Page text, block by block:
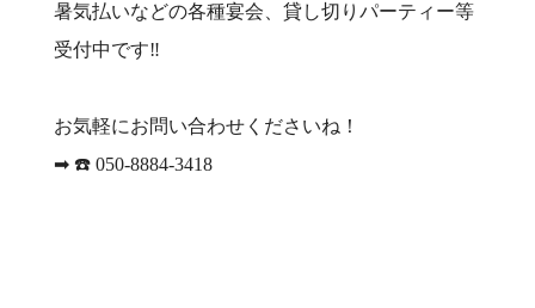
暑気払いなどの各種宴会、貸し切りパーティー等
受付中です‼️
お気軽にお問い合わせくださいね！
➡︎ ☎️ 050-8884-3418